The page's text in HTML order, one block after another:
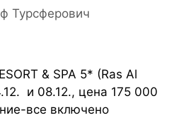
Турсферович
& SPA 5* (Ras Al
и 08.12., цена 175 000
все включено